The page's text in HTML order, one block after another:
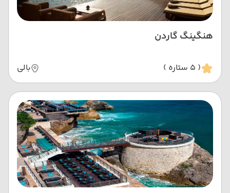
هنگینگ گاردن
( 5 ستاره ) بالی